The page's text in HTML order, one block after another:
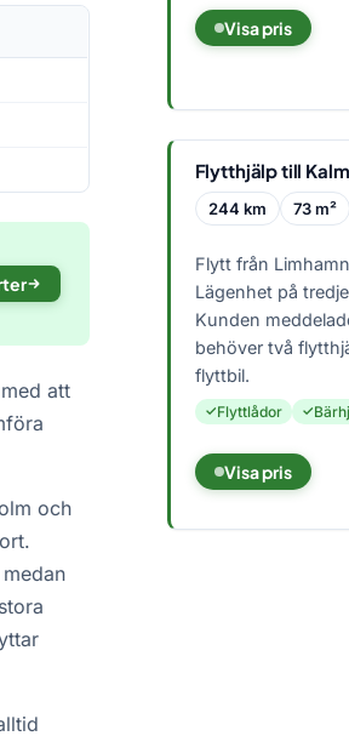
att
och
Visa pris
Flytthjälp till
244 km 73 m²
Flytt från
Lägenhet på
Kunden
behöver två
flyttbil.
Flyttlådor
Visa pris